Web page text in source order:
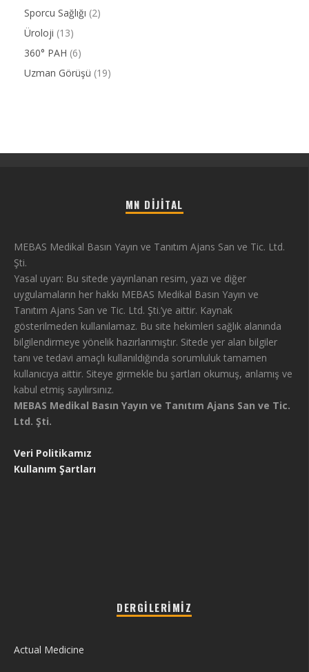
Sporcu Sağlığı (2)
Üroloji (13)
360° PAH (6)
Uzman Görüşü (19)
MN DIJITAL
MEBAS Medikal Basın Yayın ve Tanıtım Ajans San ve Tic. Ltd.
Şti.
Yasal uyarı: Bu sitede yayınlanan resim, yazı ve diğer
uygulamaların her hakkı MEBAS Medikal Basın Yayın ve
Tanıtım Ajans San ve Tic. Ltd. Şti.’ye aittir. Kaynak
gösterilmeden kullanılamaz. Bu site hekimleri sağlık alanında
bilgilendirmeye yönelik hazırlanmıştır. Sitede yer alan bilgiler
tanı ve tedavi amaçlı kullanıldığında sorumluluk tamamen
kullanıcıya aittir. Siteye girmekle bu şartları okumuş, anlamış ve
kabul etmiş sayılırsınız.
MEBAS Medikal Basın Yayın ve Tanıtım Ajans San ve Tic.
Ltd. Şti.
Veri Politikamız
Kullanım Şartları
DERGILERIMIZ
Actual Medicine